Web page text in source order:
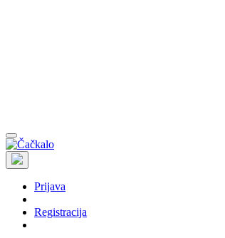
Prijava
Registracija